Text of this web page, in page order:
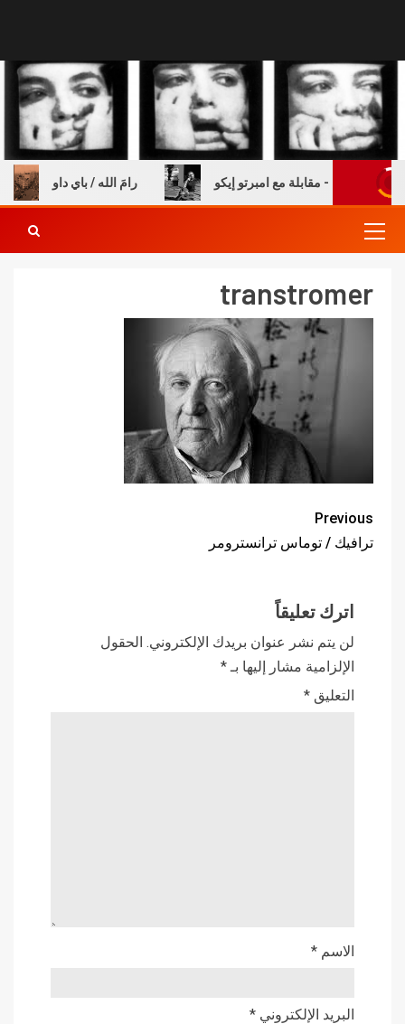
رامَ الله / باي داو والكتب – مقابلة مع امبرتو إيكو
transtromer
Previous
ترافيك / توماس ترانسترومر
اترك تعليقاً
لن يتم نشر عنوان بريدك الإلكتروني. الحقول
الإلزامية مشار إليها بـ*
التعليق *
الاسم *
البريد الإلكتروني *